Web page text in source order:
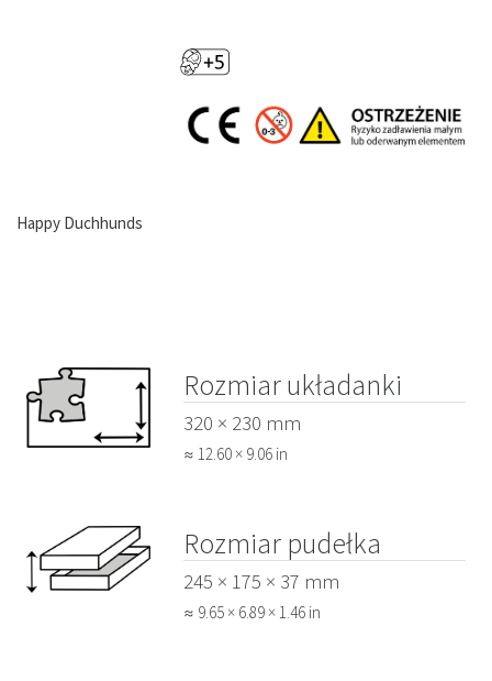
Happy Duchhunds
Rozmiar układanki
320 × 230 mm
≈ 12.60 × 9.06 in
Rozmiar pudełka
245 × 175 × 37 mm
≈ 9.65 × 6.89 × 1.46 in